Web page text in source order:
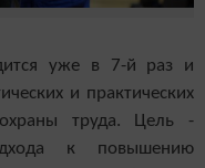
уже в 7-й раз и
и практических
труда. Цель -
к повышению